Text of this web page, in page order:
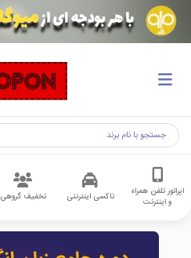
اپراتور تلفن همراه
و اینترنت
تاکسی اینترنتی تخفیف گروهی